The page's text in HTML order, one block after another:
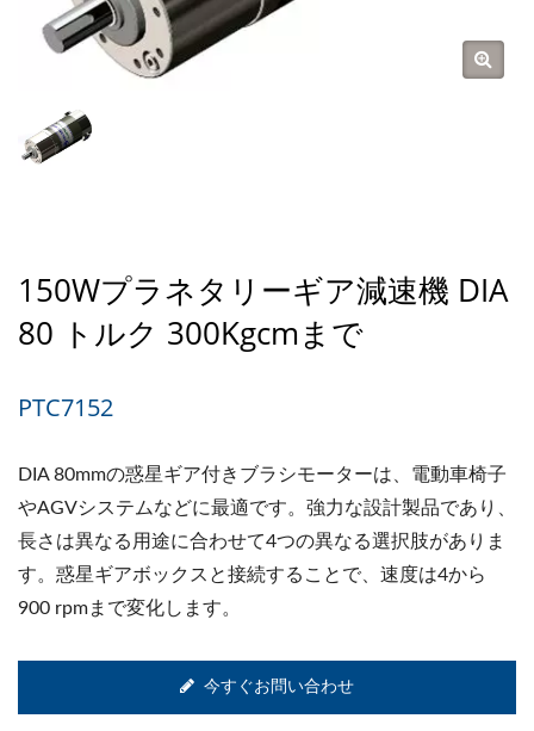
150Wプラネタリーギア減速機 DIA
80 トルク 300Kgcmまで
PTC7152
DIA 80mmの惑星ギア付きブラシモーターは、電動車椅子
やAGVシステムなどに最適です。強力な設計製品であり、
長さは異なる用途に合わせて4つの異なる選択肢がありま
す。惑星ギアボックスと接続することで、速度は4から
900 rpmまで変化します。
今すぐお問い合わせ